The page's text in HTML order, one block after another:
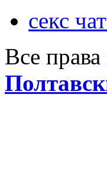
секс
Все